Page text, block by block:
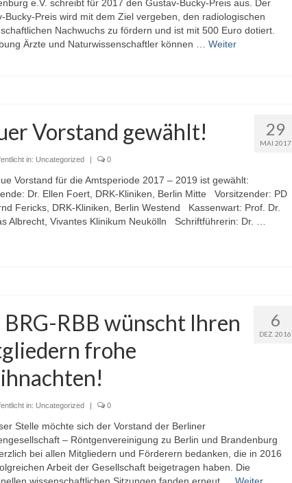
e.V. schreibt für 2017 den Gustav-Bucky-Preis aus. Der
Bucky-Preis wird mit dem Ziel vergeben, den radiologischen
Nachwuchs zu fördern und ist mit 500 Euro dotiert.
Ärzte und Naturwissenschaftler können … Weiter
29
MAI 2017
Vorstand gewählt!
in: Uncategorized 0
Vorstand für die Amtsperiode 2017 – 2019 ist gewählt:
Dr. Ellen Foert, DRK-Kliniken, Berlin Mitte Vorsitzender: PD
Fericks, DRK-Kliniken, Berlin Westend Kassenwart: Prof. Dr.
Albrecht, Vivantes Klinikum Neukölln Schriftführerin: Dr. …
6
DEZ. 2016
BRG-RBB wünscht Ihren
frohe
in: Uncategorized 0
Stelle möchte sich der Vorstand der Berliner
– Röntgenvereinigung zu Berlin und Brandenburg
bei allen Mitgliedern und Förderern bedanken, die in 2016
Arbeit der Gesellschaft beigetragen haben. Die